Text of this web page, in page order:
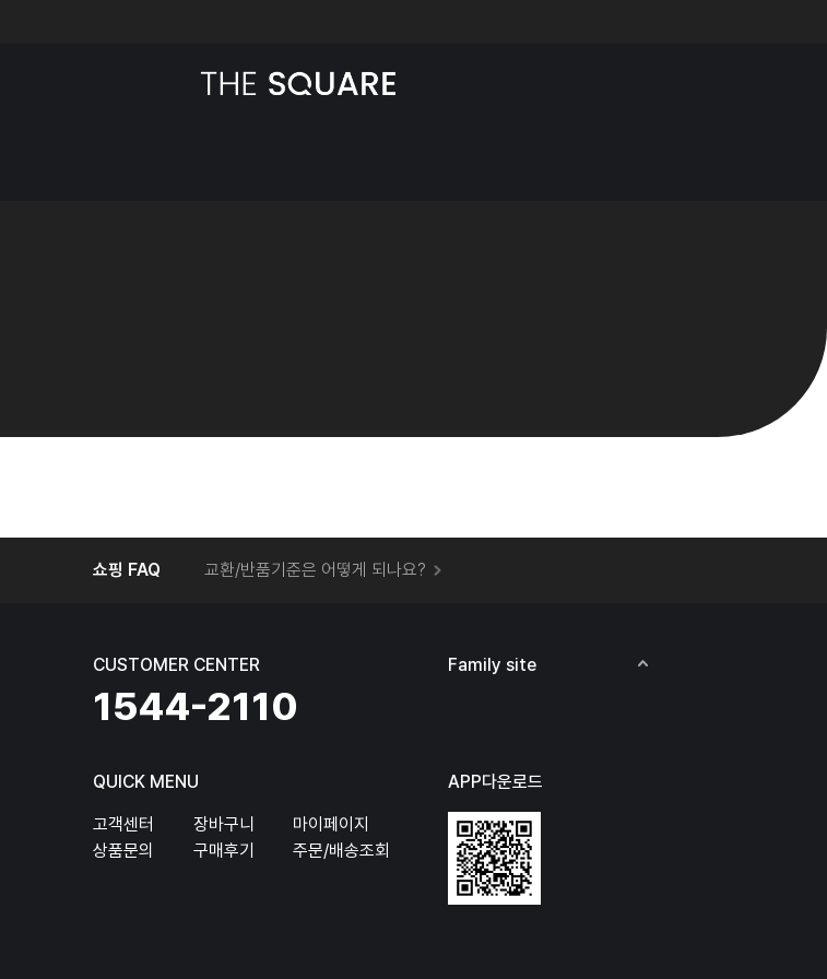
쇼핑 FAQ
온라인에서 주문 후 오프라인 매장에서 상품을 수령할 수 있나요?
교환/반품기준은 어떻게 되나요?
온라인에서 구매한 상품 오프라인에서 반품이 가능한가요?
CUSTOMER CENTER
1544-2110
Family site
QUICK MENU
고객센터 장바구니
마이페이지
상품문의
구매후기 주문/배송조회
APP다운로드